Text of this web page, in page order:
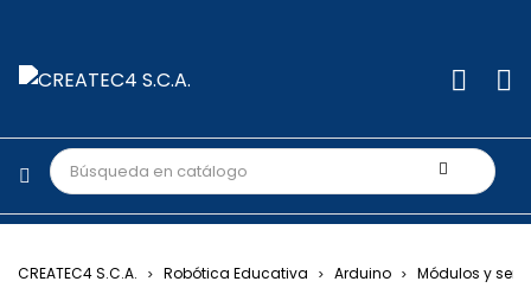
CREATEC4 S.C.A. Robótica Educativa Arduino Módulos y